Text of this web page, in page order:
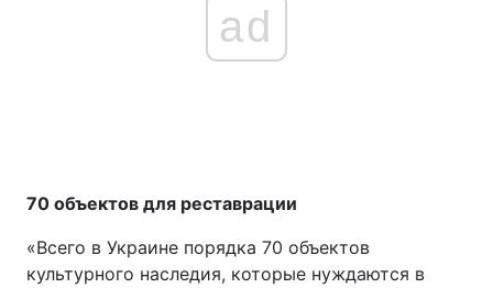
ad
70 объектов для реставрации
«Всего в Украине порядка 70 объектов
культурного наследия, которые нуждаются в